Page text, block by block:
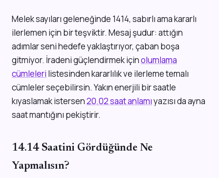
Melek sayıları geleneğinde 1414, sabırlı ama kararlı
ilerlemen için bir teşviktir. Mesaj şudur: attığın
adımlar seni hedefe yaklaştırıyor, çaban boşa
gitmiyor. İradeni güçlendirmek içinolumlama
cümleleri listesinden kararlılık ve ilerleme temalı
cümleler seçebilirsin. Yakın enerjili bir saatle
kıyaslamak istersen20.02 saat anlamıyazısı da ayna
saat mantığını pekiştirir.
14.14 Saatini Gördüğünde Ne
Yapmalısın?